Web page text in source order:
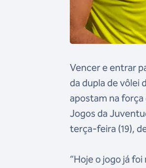
Vencer e entrar
da dupla de vôlei
apostam na
Jogos da
terça-feira (19),
“Hoje o jogo já